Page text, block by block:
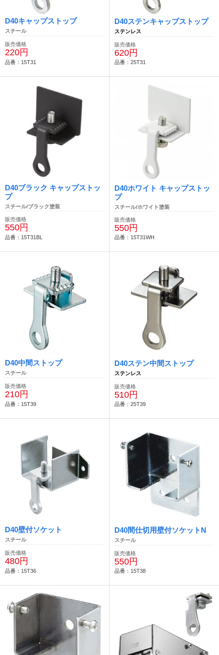
D40キャップストップ
スチール
販売価格
220円
品番：15T31
D40ステンキャップストップ
ステンレス
販売価格
620円
品番：25T31
D40ブラック キャップストッ
プ
スチール/ブラック塗装
販売価格
550円
品番：15T31BL
D40ホワイト キャップストッ
プ
スチール/ホワイト塗装
販売価格
550円
品番：15T31WH
D40中間ストップ
スチール
販売価格
210円
品番：15T39
D40ステン中間ストップ
ステンレス
販売価格
510円
品番：25T39
D40壁付ソケット
スチール
販売価格
480円
品番：15T36
D40間仕切用壁付ソケットN
スチール
販売価格
550円
品番：15T38